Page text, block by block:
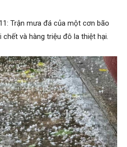
Trận mưa đá của một cơn bão
và hàng triệu đô la thiệt hại.